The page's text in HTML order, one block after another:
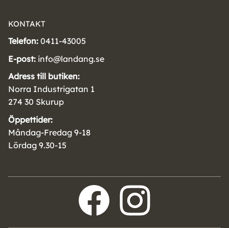
KONTAKT
Telefon: 0411-43005
E-post: info@landang.se
Adress till butiken:
Norra Industrigatan 1
274 30 Skurup
Öppettider:
Måndag-Fredag 9-18
Lördag 9.30-15